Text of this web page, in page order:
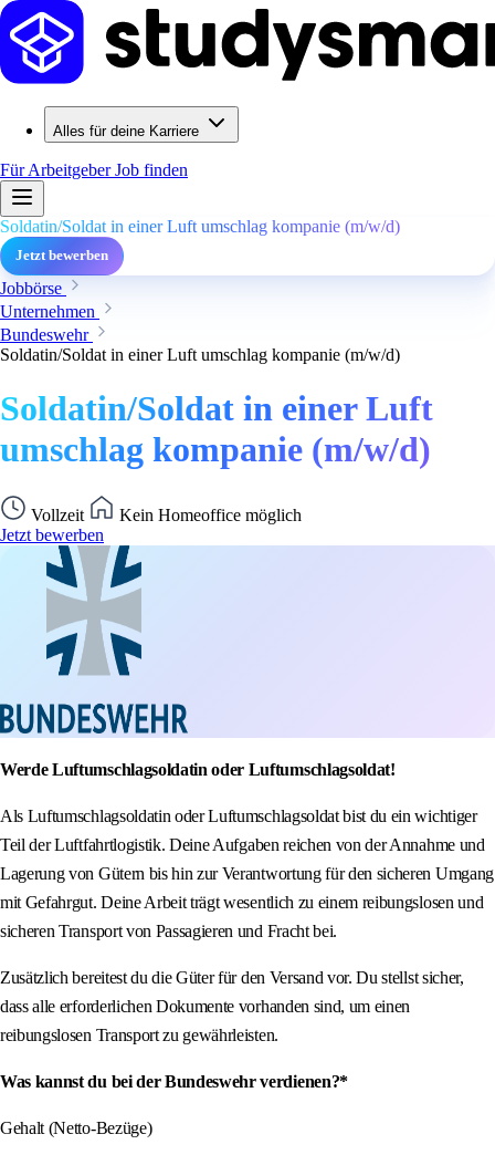
Alles für deine Karriere
Für ArbeitgeberJob finden
Soldatin/Soldat in einer Luft umschlag kompanie (m/w/d)
Jetzt bewerben
Jobbörse
Unternehmen
Bundeswehr
Soldatin/Soldat in einer Luft umschlag kompanie (m/w/d)
Soldatin/Soldat in einer Luft
umschlag kompanie (m/w/d)
Vollzeit
Kein Homeoffice möglich
Jetzt bewerben
Werde Luftumschlagsoldatin oder Luftumschlagsoldat!
Als Luftumschlagsoldatin oder Luftumschlagsoldat bist du ein wichtiger
Teil der Luftfahrtlogistik. Deine Aufgaben reichen von der Annahme und
Lagerung von Gütern bis hin zur Verantwortung für den sicheren Umgang
mit Gefahrgut. Deine Arbeit trägt wesentlich zu einem reibungslosen und
sicheren Transport von Passagieren und Fracht bei.
Zusätzlich bereitest du die Güter für den Versand vor. Du stellst sicher,
dass alle erforderlichen Dokumente vorhanden sind, um einen
reibungslosen Transport zu gewährleisten.
Was kannst du bei der Bundeswehr verdienen?*
Gehalt (Netto-Bezüge)